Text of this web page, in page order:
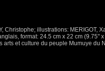
illustrations: MERIGOT,
format: 24.5 cm x 22 cm (9.75"
et culture du peuple Mumuye du